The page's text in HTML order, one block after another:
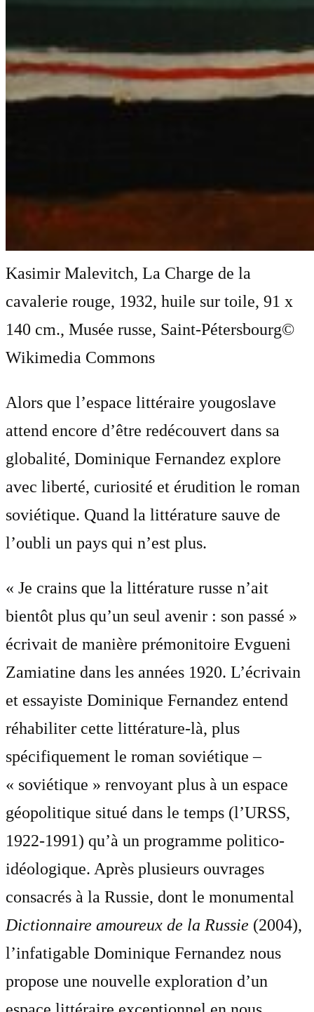
Kasimir Malevitch, La Charge de la
cavalerie rouge, 1932, huile sur toile, 91 x
140 cm., Musée russe, Saint-Pétersbourg©
Wikimedia Commons
Alors que l’espace littéraire yougoslave
attend encore d’être redécouvert dans sa
globalité, Dominique Fernandez explore
avec liberté, curiosité et érudition le roman
soviétique. Quand la littérature sauve de
l’oubli un pays qui n’est plus.
« Je crains que la littérature russe n’ait
bientôt plus qu’un seul avenir : son passé »
écrivait de manière prémonitoire Evgueni
Zamiatine dans les années 1920. L’écrivain
et essayiste Dominique Fernandez entend
réhabiliter cette littérature-là, plus
spécifiquement le roman soviétique –
« soviétique » renvoyant plus à un espace
géopolitique situé dans le temps (l’URSS,
1922-1991) qu’à un programme politico-
idéologique. Après plusieurs ouvrages
consacrés à la Russie, dont le monumental
Dictionnaire amoureux de la Russie (2004),
l’infatigable Dominique Fernandez nous
propose une nouvelle exploration d’un